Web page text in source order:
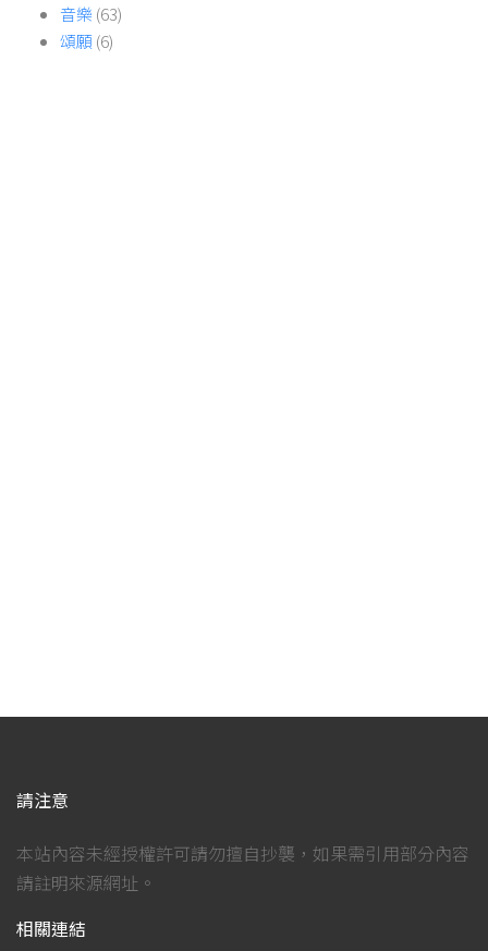
音樂 (63)
頌願(6)
請注意
本站內容未經授權許可請勿擅自抄襲，如果需引用部分內容
請註明來源網址。
相關連結